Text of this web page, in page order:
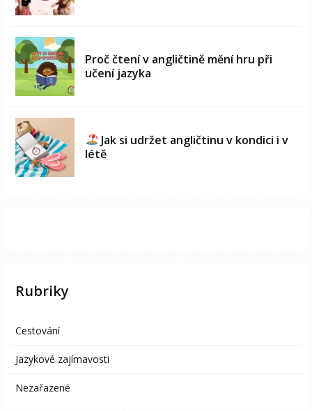
Proč čtení v angličtině mění hru při
učení jazyka
Jak si udržet angličtinu v kondici i v
létě
Rubriky
Cestování
Jazykové zajímavosti
Nezařazené